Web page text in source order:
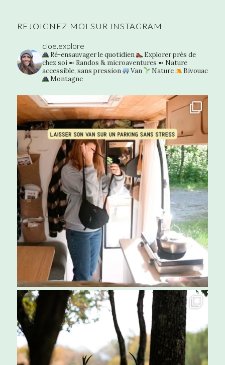
REJOIGNEZ-MOI SUR INSTAGRAM
cloe.explore
Ré-ensauvager le quotidien
Explorer près de
chez soi➼ Randos & microaventures ➼ Nature
accessible, sans pression
Van Nature
Bivouac
Montagne